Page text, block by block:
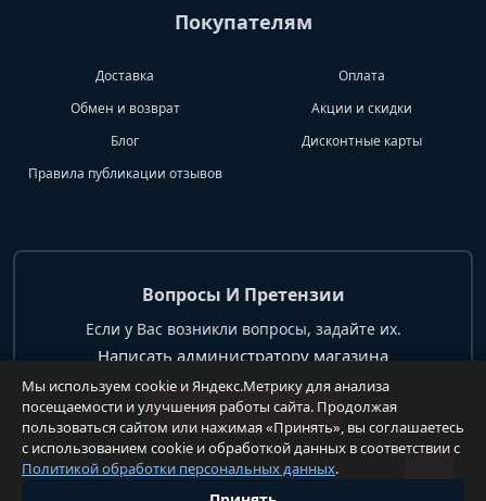
Покупателям
Доставка
Оплата
Обмен и возврат
Акции и скидки
Блог
Дисконтные карты
Правила публикации отзывов
Вопросы И Претензии
Если у Вас возникли вопросы, задайте их.
Написать администратору магазина
+7 904 62 99 428
Мы используем cookie и Яндекс.Метрику для анализа
посещаемости и улучшения работы сайта. Продолжая
пользоваться сайтом или нажимая «Принять», вы соглашаетесь
с использованием cookie и обработкой данных в соответствии с
Политикой обработки персональных данных.